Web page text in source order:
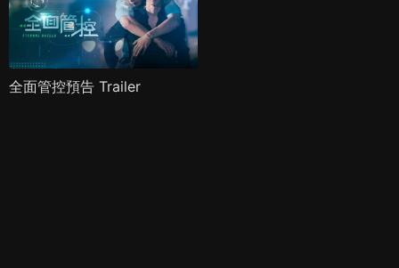
全面管控預告 Trailer